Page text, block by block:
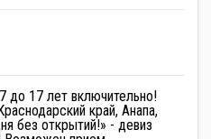
до 17 лет включительно!
край, Анапа,
без открытий!» - девиз